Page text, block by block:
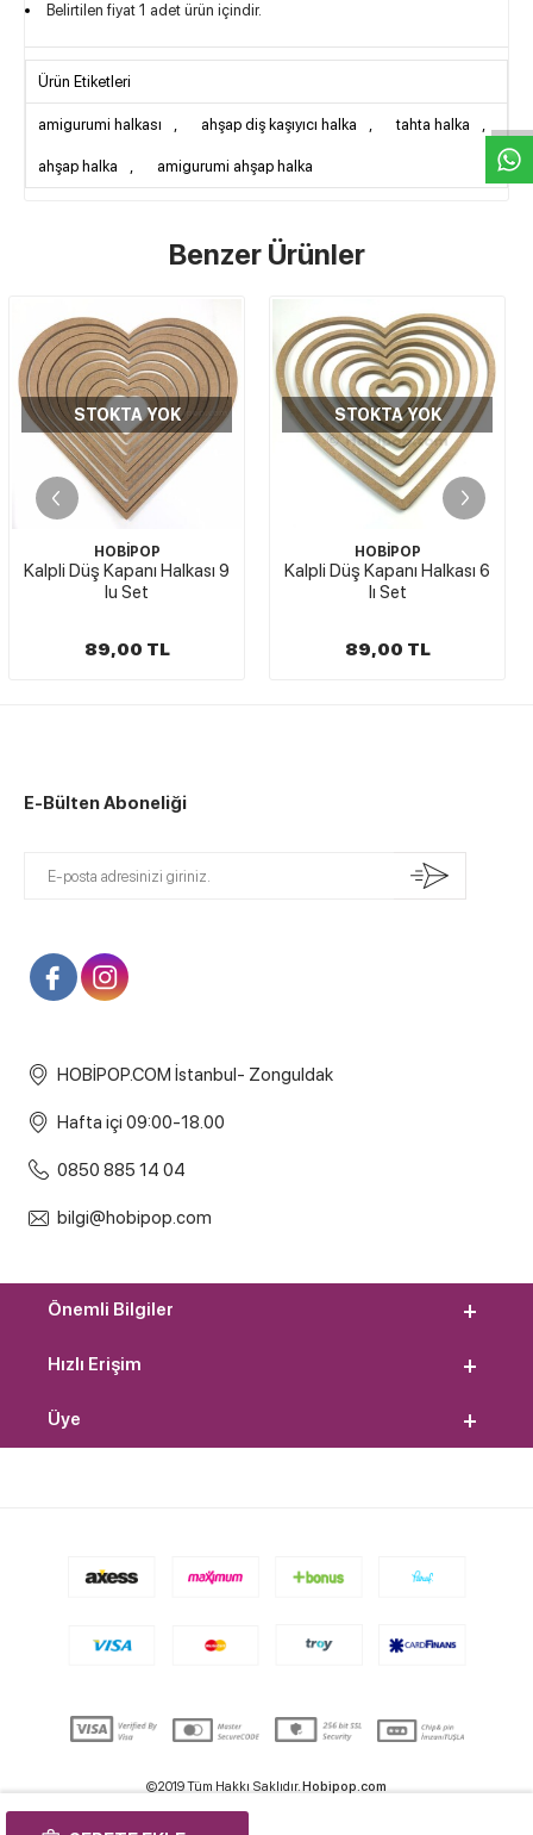
W
h
t
s
a
p
p
D
e
s
e
H
a
t
t
Belirtilen fiyat 1 adet ürün içindir.
Ürün Etiketleri
amigurumi halkası , ahşap diş kaşıyıcı halka , tahta halka ,
ahşap halka , amigurumi ahşap halka
Benzer Ürünler
STOKTA YOK
HOBİPOP
Kalpli Düş Kapanı Halkası 6
89,00 TL
STOKTA YOK
HOBİPOP
Tahta Halka Çıngırak
Halkası ve Diş Kaşıyıcı
19,00 TL
E-Bülten Aboneliği
HOBİPOP.COM İstanbul- Zonguldak
Hafta içi 09:00-18.00
0850 885 14 04
bilgi@hobipop.com
Önemli Bilgiler
Hızlı Erişim
Üye
©2019 Tüm Hakkı Saklıdır. Hobipop.com